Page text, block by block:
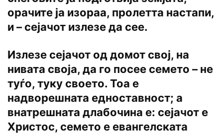
орачите ја изораа, пролетта настапи,
и – сејачот излезе да сее.
Излезе сејачот од домот свој, на
нивата своја, да го посее семето – не
туѓо, туку своето. Toa e
надворешната едноставност; a
внатрешната длабочина e: сејачот е
Христос, семето e евангелската